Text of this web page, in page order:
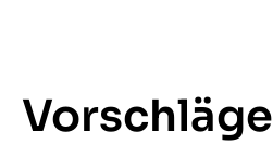
Vorschläge